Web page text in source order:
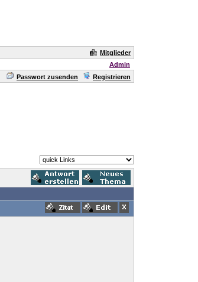
Mitglieder
Admin
Passwort zusenden Registrieren